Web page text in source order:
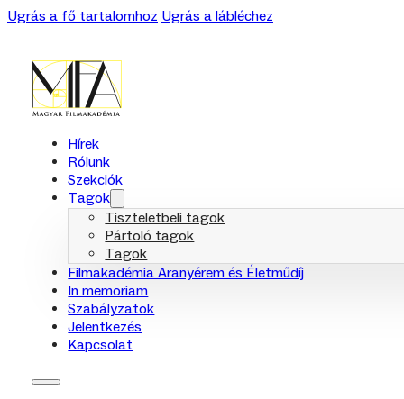
Ugrás a fő tartalomhoz Ugrás a lábléchez
Hírek
Rólunk
Szekciók
Tagok
Tiszteletbeli tagok
Pártoló tagok
Tagok
Filmakadémia Aranyérem és Életműdíj
In memoriam
Szabályzatok
Jelentkezés
Kapcsolat